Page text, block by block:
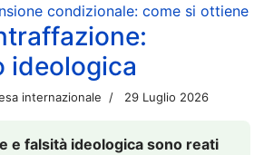
condizionale: come si ottiene
ideologica
internazionale 29 Luglio 2026
e falsità ideologica sono reati